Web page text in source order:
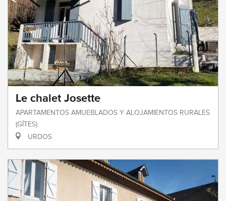
Le chalet Josette
APARTAMENTOS AMUEBLADOS Y ALOJAMIENTOS RURALES
(GÎTES)
URDOS